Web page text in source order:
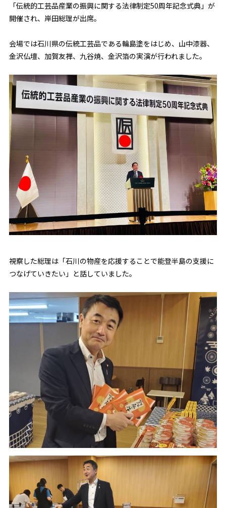
「伝統的工芸品産業の振興に関する法律制定50周年記念式典」が
開催され、岸田総理が出席。
会場では石川県の伝統工芸品である輪島塗をはじめ、山中漆器、
金沢仏壇、加賀友禅、九谷焼、金沢箔の実演が行われました。
視察した総理は「石川の物産を応援することで能登半島の支援に
つなげていきたい」と話していました。